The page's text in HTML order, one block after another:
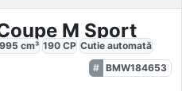
M Sport
cm³ 190 CP Cutie automată
BMW184653